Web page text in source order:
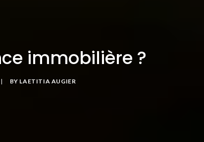
immobilière ?
| BY LAETITIA AUGIER